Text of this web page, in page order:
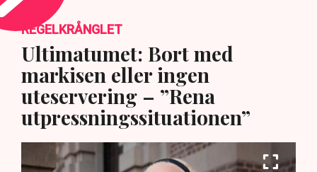
REGELKRÅNGLET
Ultimatumet: Bort med
markisen eller ingen
uteservering – ”Rena
utpressningssituationen”